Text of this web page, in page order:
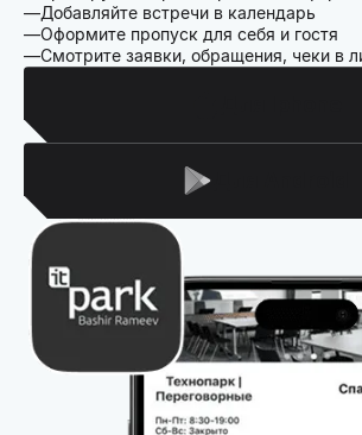
Добавляйте встречи в календарь
Оформите пропуск для себя и гостя
Смотрите заявки, обращения, чеки в